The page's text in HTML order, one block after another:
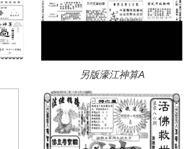
另版濠江神算A